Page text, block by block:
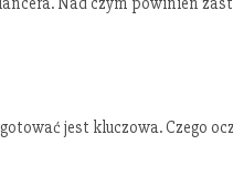
jest kluczowa. Czego